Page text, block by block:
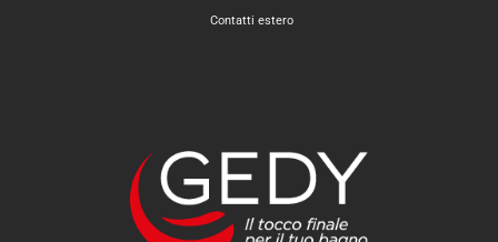
Contatti estero